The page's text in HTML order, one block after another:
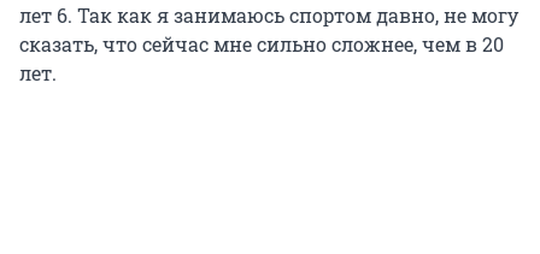
лет 6. Так как я занимаюсь спортом давно, не могу
сказать, что сейчас мне сильно сложнее, чем в 20
лет.